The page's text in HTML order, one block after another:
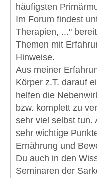
häufigsten
Im Forum findest
Therapien, ..."
Themen mit
Hinweise.
Aus meiner
Körper z.T. darauf
helfen die
bzw. komplett zu
sehr viel selbst tun.
sehr wichtige
Ernährung und
Du auch in den
Seminaren der